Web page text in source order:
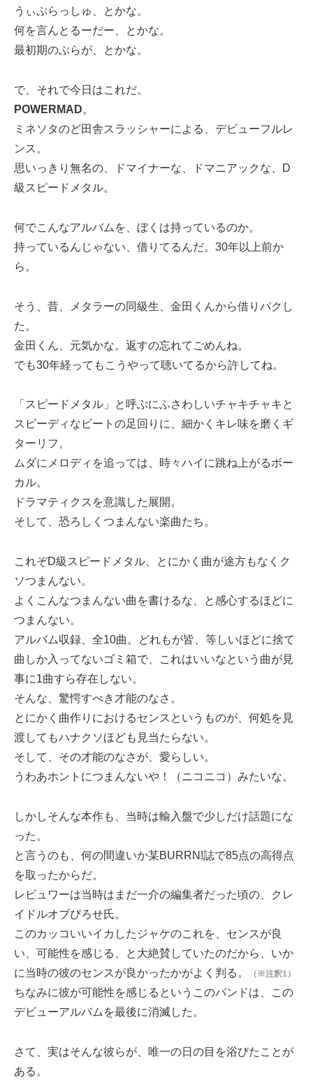
うぃぷらっしゅ、とかな。
何を言んとるーだー、とかな。
最初期のぶらが、とかな。
で、それで今日はこれだ。
POWERMAD。
ミネソタのど田舎スラッシャーによる、デビューフルレ
ンス。
思いっきり無名の、ドマイナーな、ドマニアックな、D
級スピードメタル。
何でこんなアルバムを、ぼくは持っているのか。
持っているんじゃない、借りてるんだ。30年以上前か
ら。
そう、昔、メタラーの同級生、金田くんから借りパクし
た。
金田くん、元気かな。返すの忘れてごめんね。
でも30年経ってもこうやって聴いてるから許してね。
「スピードメタル」と呼ぶにふさわしいチャキチャキと
スピーディなビートの足回りに、細かくキレ味を磨くギ
ターリフ。
ムダにメロディを追っては、時々ハイに跳ね上がるボー
カル。
ドラマティクスを意識した展開。
そして、恐ろしくつまんない楽曲たち。
これぞD級スピードメタル、とにかく曲が途方もなくク
ソつまんない。
よくこんなつまんない曲を書けるな、と感心するほどに
つまんない。
アルバム収録、全10曲。どれもが皆、等しいほどに捨て
曲しか入ってないゴミ箱で、これはいいなという曲が見
事に1曲すら存在しない。
そんな、驚愕すべき才能のなさ。
とにかく曲作りにおけるセンスというものが、何処を見
渡してもハナクソほども見当たらない。
そして、その才能のなさが、愛らしい。
うわあホントにつまんないや！（ニコニコ）みたいな。
しかしそんな本作も、当時は輸入盤で少しだけ話題にな
った。
と言うのも、何の間違いか某BURRN!誌で85点の高得点
を取ったからだ。
レビュワーは当時はまだ一介の編集者だった頃の、クレ
イドルオブぴろせ氏。
このカッコいいイカしたジャケのこれを、センスが良
い、可能性を感じる、と大絶賛していたのだから、いか
に当時の彼のセンスが良かったかがよく判る。
（※注釈1）
ちなみに彼が可能性を感じるというこのバンドは、この
デビューアルバムを最後に消滅した。
さて、実はそんな彼らが、唯一の日の目を浴びたことが
ある。